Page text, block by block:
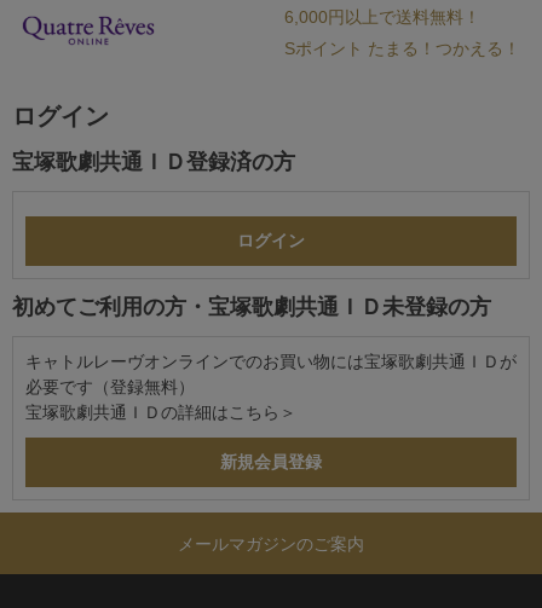
6,000円以上で送料無料！
Sポイント たまる！つかえる！
ログイン
宝塚歌劇共通ＩＤ登録済の方
初めてご利用の方・宝塚歌劇共通ＩＤ未登録の方
キャトルレーヴオンラインでのお買い物には宝塚歌劇共通ＩＤが
必要です（登録無料）
宝塚歌劇共通ＩＤの詳細は こちら＞
メールマガジンのご案内